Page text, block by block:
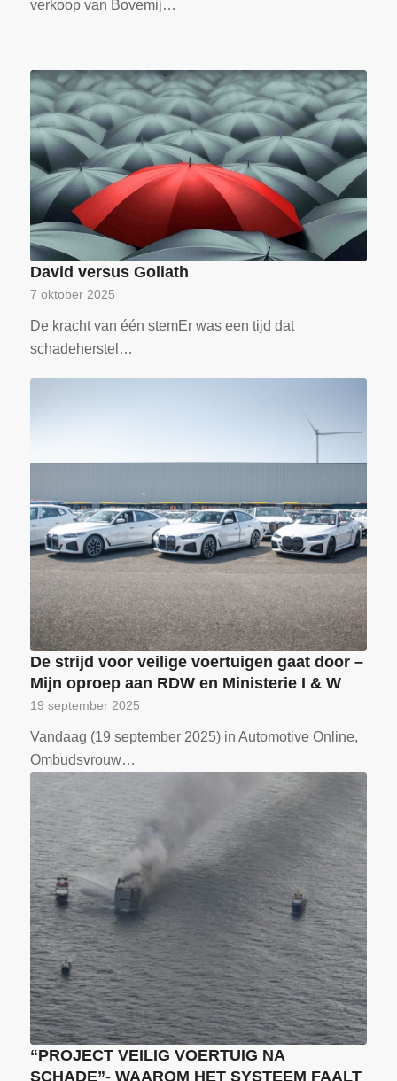
verkoop van Bovemij…
David versus Goliath
7 oktober 2025
De kracht van één stemEr was een tijd dat
schadeherstel…
De strijd voor veilige voertuigen gaat door –
Mijn oproep aan RDW en Ministerie I & W
19 september 2025
Vandaag (19 september 2025) in Automotive Online,
Ombudsvrouw…
“PROJECT VEILIG VOERTUIG NA
SCHADE”- WAAROM HET SYSTEEM FAALT